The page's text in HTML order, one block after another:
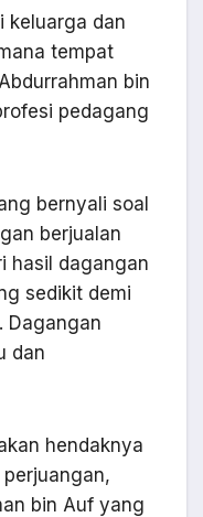
keluarga dan
tempat
bin
pedagang
bernyali soal
berjualan
hasil dagangan
sedikit demi
Dagangan
dan
hendaknya
bin Auf yang